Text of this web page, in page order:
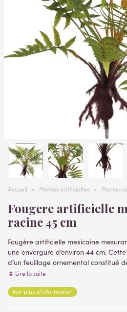
Accueil > Plantes artificielles > Plantes
Fougere artificielle mexicaine sur
racine 45 cm
Fougère artificielle mexicaine
une envergure d’environ 44 cm.
d’un feuillage ornemental constitué
plastique vert et de crosses, comme
bordeaux/marron (13 cm) et pic de 8
Lire la suite
Voir plus d'information